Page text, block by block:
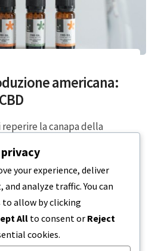
americana:
la canapa della
d’America. Alcuni…
26 GIUGNO 2023
your experience, deliver
analyze traffic. You can
to allow by clicking
All to consent or Reject
cookies.